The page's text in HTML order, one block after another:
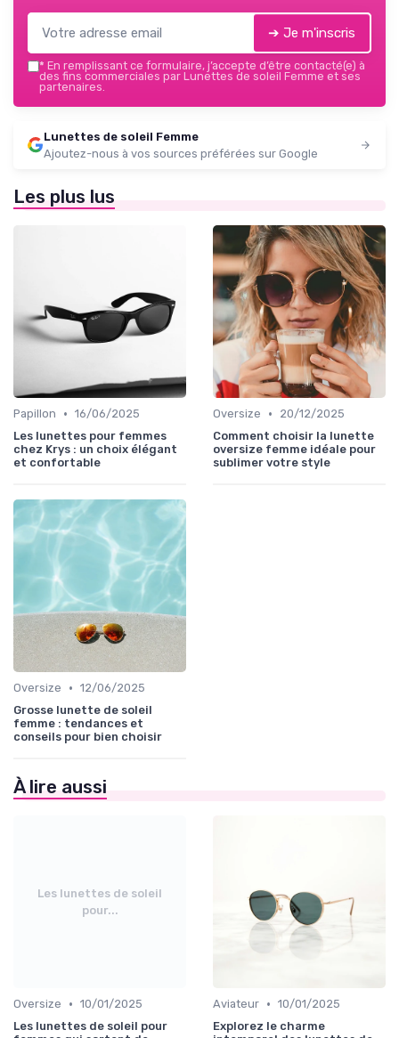
➔ Je m'inscris
* En remplissant ce formulaire, j’accepte d’être contacté(e) à
des fins commerciales par Lunettes de soleil Femme et ses
partenaires.
Lunettes de soleil Femme
Ajoutez-nous à vos sources préférées sur Google
Les plus lus
Papillon • 16/06/2025
Les lunettes pour femmes
chez Krys : un choix élégant
et confortable
Oversize •
20/12/2025
Comment choisir la lunette
oversize femme idéale pour
sublimer votre style
Oversize • 12/06/2025
Grosse lunette de soleil
femme : tendances et
conseils pour bien choisir
À lire aussi
Les lunettes de soleil
pour...
Oversize • 10/01/2025
Les lunettes de soleil pour
Aviateur • 10/01/2025
Explorez le charme